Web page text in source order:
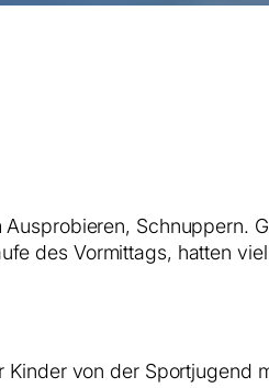
Schnuppern.
des Vormittags, hatten
von der Sportjugend